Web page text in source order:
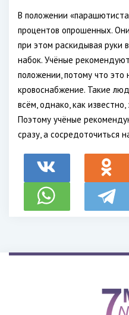
В положении
процентов опрошенных.
при этом раскидывая руки
набок. Учёные
положении, потому что это
кровоснабжение. Такие
всём, однако, как
Поэтому учёные
сразу, а сосредоточиться